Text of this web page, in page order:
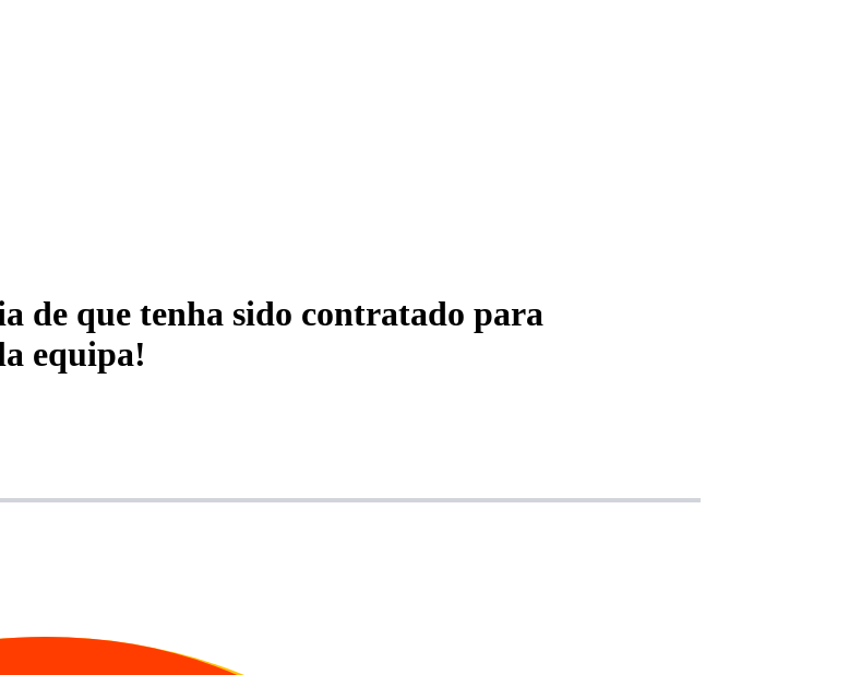
de que tenha sido contratado para
equipa!